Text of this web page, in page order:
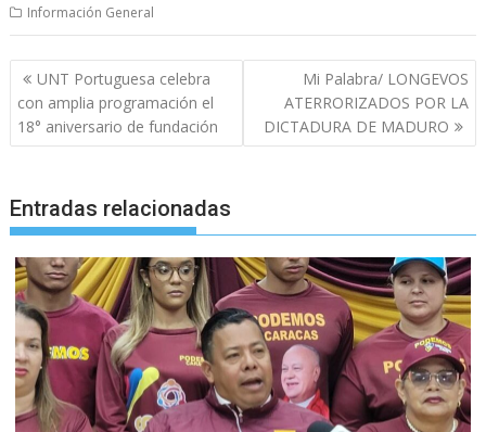
Información General
Navegación
de
entradas
UNT Portuguesa celebra
con amplia programación el
18° aniversario de fundación
Mi Palabra/ LONGEVOS
ATERRORIZADOS POR LA
DICTADURA DE MADURO
Entradas relacionadas